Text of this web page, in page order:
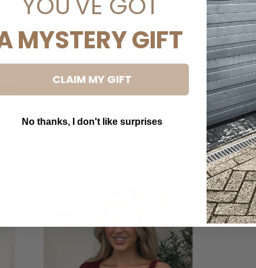
MYSTERY GIFT
CLAIM MY GIFT
No thanks, I don't like surprises